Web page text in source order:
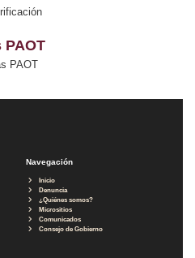
PAOT
PAOT
Navegación
Inicio
Denuncia
¿Quiénes somos?
Micrositios
Comunicados
Consejo de Gobierno